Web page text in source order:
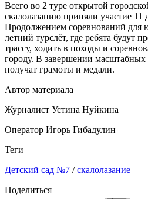
Всего во 2 туре открытой
скалолазанию приняли участие 11
Продолжением соревнований для
летний турслёт, где ребята будут
трассу, ходить в походы и
городу. В завершении масштабных
получат грамоты и медали.
Автор материала
Журналист Устина Нуйкина
Оператор Игорь Гибадулин
Теги
Детский сад №7 /скалолазание
Поделиться